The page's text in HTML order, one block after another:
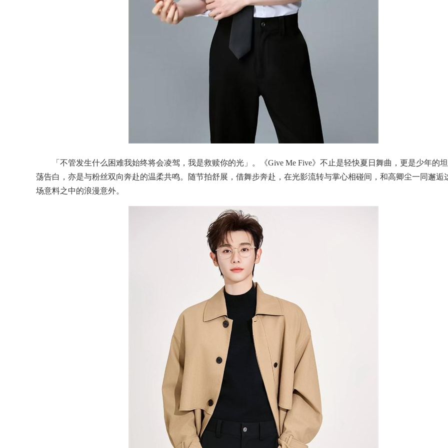
「不管发生什么困难我始终将会凌驾，我是救赎你的光」。《Give Me Five》不止是轻快夏日舞曲，更是少年的坦
荡告白，亦是与粉丝双向奔赴的温柔共鸣。随节拍舒展，借舞步奔赴，在光影流转与掌心相碰间，和高卿尘一同邂逅
场意料之中的浪漫意外。